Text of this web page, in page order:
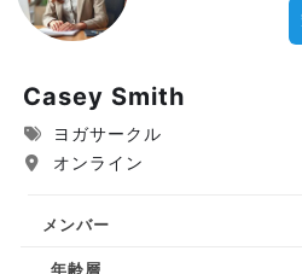
Casey Smith
ヨガサークル
オンライン
メンバー
年齢層